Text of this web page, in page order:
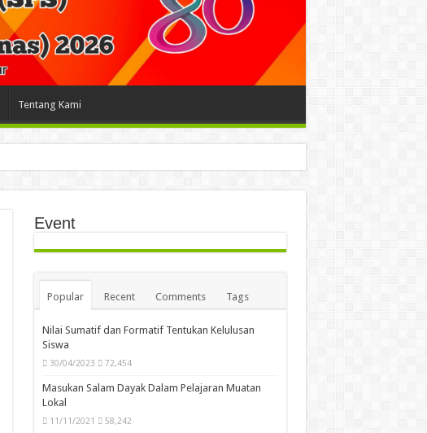
Tentang Kami
Event
Popular Recent Comments Tags
Nilai Sumatif dan Formatif Tentukan Kelulusan
Siswa
30/04/2023 72,454
Masukan Salam Dayak Dalam Pelajaran Muatan
Lokal
11/11/2021 58,242